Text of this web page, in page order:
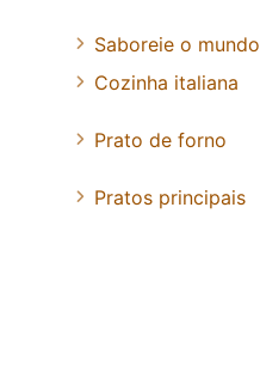
Saboreie o mundo
Cozinha italiana
Prato de forno
Pratos principais